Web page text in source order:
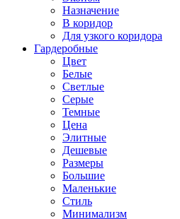
Назначение
В коридор
Для узкого коридора
Гардеробные
Цвет
Белые
Светлые
Серые
Темные
Цена
Элитные
Дешевые
Размеры
Большие
Маленькие
Стиль
Минимализм